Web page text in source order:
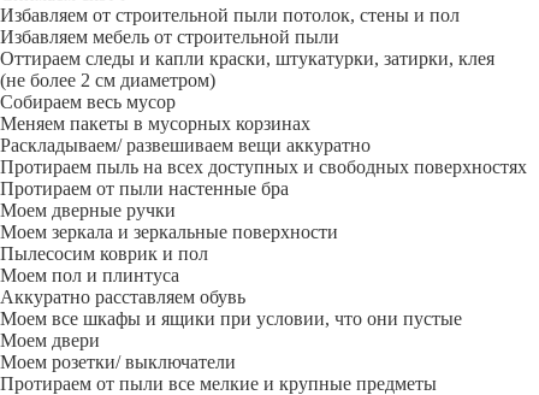
Избавляем от строительной пыли потолок, стены и пол
Избавляем мебель от строительной пыли
Оттираем следы и капли краски, штукатурки, затирки, клея
(не более 2 см диаметром)
Собираем весь мусор
Меняем пакеты в мусорных корзинах
Раскладываем/ развешиваем вещи аккуратно
Протираем пыль на всех доступных и свободных поверхностях
Протираем от пыли настенные бра
Моем дверные ручки
Моем зеркала и зеркальные поверхности
Пылесосим коврик и пол
Моем пол и плинтуса
Аккуратно расставляем обувь
Моем все шкафы и ящики при условии, что они пустые
Моем двери
Моем розетки/ выключатели
Протираем от пыли все мелкие и крупные предметы